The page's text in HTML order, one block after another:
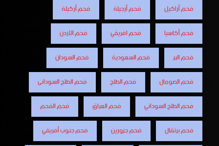
فحم أراكيل
فحم أرجيلة
فحم أركيلة
فحم أكاسيا
فحم افريقي
فحم الأردن
فحم البر
فحم السعودية
فحم السودان
فحم الصومال
فحم الطلح
فحم الطلح السودانى
فحم الطلح السوداني
فحم العراق
فحم الفحم
فحم برتقال
فحم جزورين
فحم جنوب أفريقي